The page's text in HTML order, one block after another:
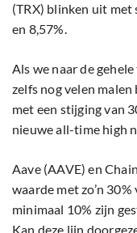
(TRX) blinken uit
en 8,57%.
Als we naar de
zelfs nog velen malen
met een stijging van
nieuwe all-time high
Aave (AAVE) en
waarde met zo’n
minimaal 10% zijn
Kan deze lijn